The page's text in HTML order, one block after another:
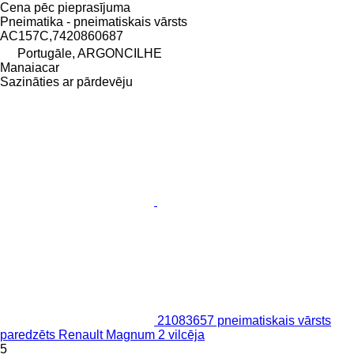
Cena pēc pieprasījuma
Pneimatika - pneimatiskais vārsts
AC157C,7420860687
Portugāle, ARGONCILHE
Manaiacar
Sazināties ar pārdevēju
21083657 pneimatiskais vārsts
paredzēts Renault Magnum 2 vilcēja
5